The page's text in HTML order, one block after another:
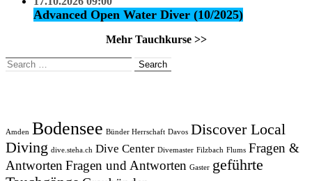
Advanced Open Water Diver (10/2025)
Mehr Tauchkurse >>
Search
Amden Bodensee Bünder Herrschaft Davos Discover Local
Diving dive.steha.ch Dive Center Divemaster Filzbach Flums Fragen &
Antworten Fragen und Antworten Gaster geführte